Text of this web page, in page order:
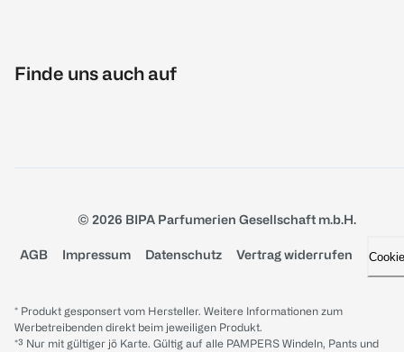
Finde uns auch auf
© 2026 BIPA Parfumerien Gesellschaft m.b.H.
AGB Impressum Datenschutz Vertrag widerrufen
* Produkt gesponsert vom Hersteller. Weitere Informationen zum
Werbetreibenden direkt beim jeweiligen Produkt.
*³ Nur mit gültiger jö Karte. Gültig auf alle PAMPERS Windeln, Pants und